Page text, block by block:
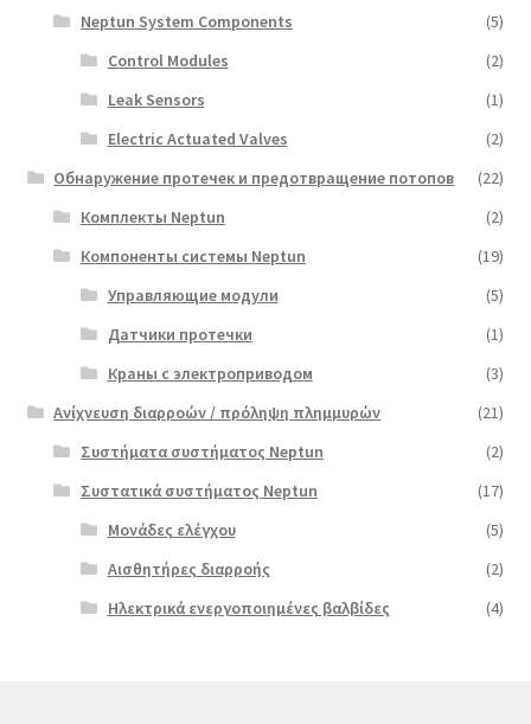
Neptun System Components
(5)
Control Modules
(2)
Leak Sensors
(1)
Electric Actuated Valves
(2)
Обнаружение протечек и предотвращение потопов
(22)
Комплекты Neptun
(2)
Компоненты системы Neptun
(19)
Управляющие модули
(5)
Датчики протечки
(1)
Краны с электроприводом
(3)
Ανίχνευση διαρροών / πρόληψη πλημμυρών
(21)
Συστήματα συστήματος Neptun
(2)
Συστατικά συστήματος Neptun
(17)
Μονάδες ελέγχου
(5)
Αισθητήρες διαρροής
(2)
Ηλεκτρικά ενεργοποιημένες βαλβίδες
(4)